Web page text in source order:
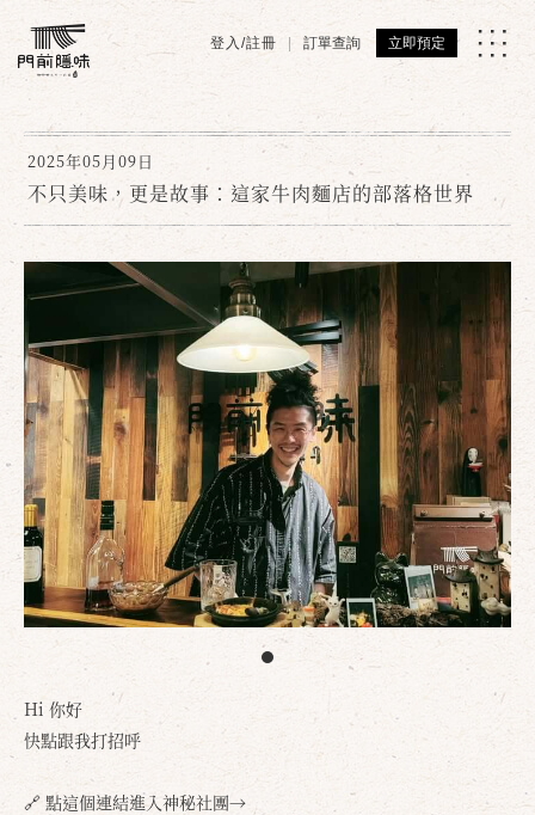
登入/註冊 訂單查詢 立即預定
2025年05月09日
不只美味，更是故事：這家牛肉麵店的部落格世界
Hi 你好
快點跟我打招呼
🔗 點這個連結進入神秘社團→